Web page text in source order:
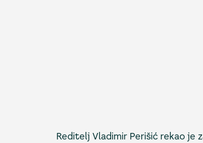
Reditelj Vladimir Perišić rekao je